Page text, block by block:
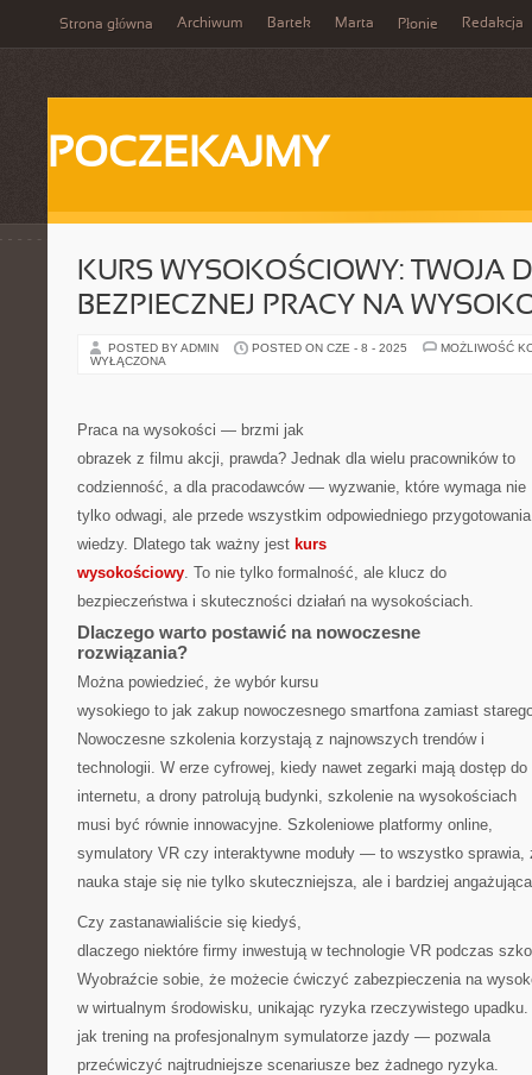
Strona główna Archiwum Bartek Marta Płonie Redakcja
POCZEKAJMY
KURS WYSOKOŚCIOWY: TWOJA
BEZPIECZNEJ PRACY NA
POSTED BY ADMIN POSTED ON CZE - 8 - 2025
MOŻLIWOŚĆ
WYŁĄCZONA
Praca na wysokości — brzmi jak
obrazek z filmu akcji, prawda? Jednak dla wielu pracowników to
codzienność, a dla pracodawców — wyzwanie, które wymaga nie
tylko odwagi, ale przede wszystkim odpowiedniego
wiedzy. Dlatego tak ważny jest kurs
wysokościowy. To nie tylko formalność, ale klucz do
bezpieczeństwa i skuteczności działań na wysokościach.
Dlaczego warto postawić na nowoczesne
rozwiązania?
Można powiedzieć, że wybór kursu
wysokiego to jak zakup nowoczesnego smartfona zamiast
Nowoczesne szkolenia korzystają z najnowszych trendów i
technologii. W erze cyfrowej, kiedy nawet zegarki mają dostęp do
internetu, a drony patrolują budynki, szkolenie na wysokościach
musi być równie innowacyjne. Szkoleniowe platformy online,
symulatory VR czy interaktywne moduły — to wszystko sprawia,
nauka staje się nie tylko skuteczniejsza, ale i bardziej
Czy zastanawialiście się kiedyś,
dlaczego niektóre firmy inwestują w technologie VR podczas
Wyobraźcie sobie, że możecie ćwiczyć zabezpieczenia na
w wirtualnym środowisku, unikając ryzyka rzeczywistego upadku.
jak trening na profesjonalnym symulatorze jazdy — pozwala
przećwiczyć najtrudniejsze scenariusze bez żadnego ryzyka.